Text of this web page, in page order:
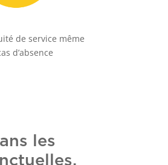
de service même
d’absence
les